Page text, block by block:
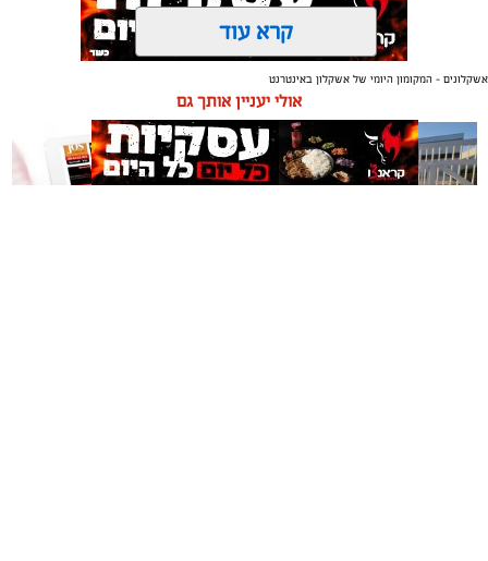
תגים:טקסטיל, חדר שינה, שינה
תכנון נכון של חדר השינה משפיע באופן ישיר על איכות
המנוחה, על רמות האנרגיה בבוקר ועל התחושה הכללית
קרא עוד
אשקלונים - המקומון היומי של אשקלון באינטרנט
אולי יעניין אותך גם